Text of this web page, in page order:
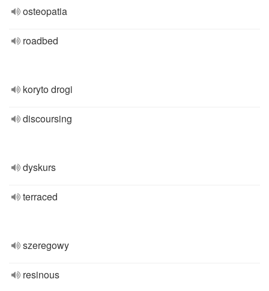
osteopatia
roadbed
koryto drogi
discoursing
dyskurs
terraced
szeregowy
resinous